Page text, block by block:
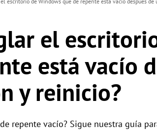
el
está vacío
y reinicio?
repente vacío? Sigue nuestra guía